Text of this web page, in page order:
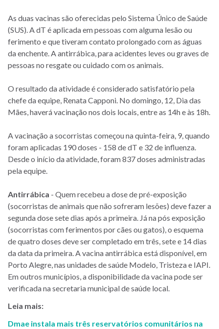
As duas vacinas são oferecidas pelo Sistema Único de Saúde
(SUS). A dT é aplicada em pessoas com alguma lesão ou
ferimento e que tiveram contato prolongado com as águas
da enchente. A antirrábica, para acidentes leves ou graves de
pessoas no resgate ou cuidado com os animais.
O resultado da atividade é considerado satisfatório pela
chefe da equipe, Renata Capponi. No domingo, 12, Dia das
Mães, haverá vacinação nos dois locais, entre as 14h e às 18h.
A vacinação a socorristas começou na quinta-feira, 9, quando
foram aplicadas 190 doses - 158 de dT e 32 de influenza.
Desde o início da atividade, foram 837 doses administradas
pela equipe.
Antirrábica - Quem recebeu a dose de pré-exposição
(socorristas de animais que não sofreram lesões) deve fazer a
segunda dose sete dias após a primeira. Já na pós exposição
(socorristas com ferimentos por cães ou gatos), o esquema
de quatro doses deve ser completado em três, sete e 14 dias
da data da primeira. A vacina antirrábica está disponível, em
Porto Alegre, nas unidades de saúde Modelo, Tristeza e IAPI.
Em outros municípios, a disponibilidade da vacina pode ser
verificada na secretaria municipal de saúde local.
Leia mais:
Dmae instala mais três reservatórios comunitários na